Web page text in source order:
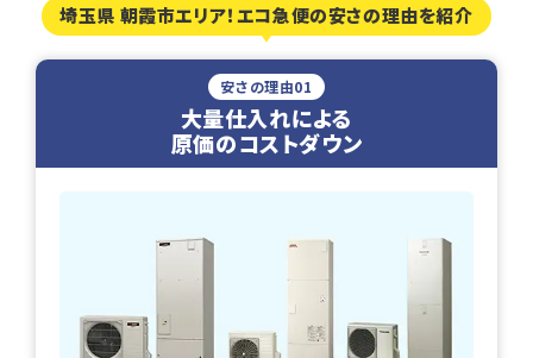
埼玉県 朝霞市エリア！エコ急便の安さの理由を紹介
安さの理由01
大量仕入れによる
原価のコストダウン